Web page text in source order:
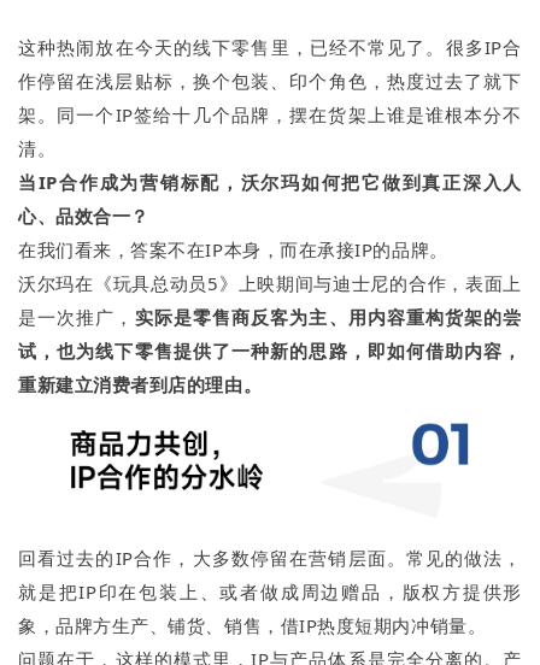
这种热闹放在今天的线下零售里，已经不常见了。很多IP合
作停留在浅层贴标，换个包装、印个角色，热度过去了就下
架。同一个IP签给十几个品牌，摆在货架上谁是谁根本分不
清。
当IP合作成为营销标配，沃尔玛如何把它做到真正深入人
心、品效合一 ？
在我们看来，答案不在IP本身，而在承接IP的品牌。
沃尔玛在《玩具总动员5》上映期间与迪士尼的合作，表面上
是一次推广， 实际是零售商反客为主、用内容重构货架的尝
试，也为线下零售提供了一种新的思路，即如何借助内容，
重新建立消费者到店的理由。
回看过去的IP合作，大多数停留在营销层面。常见的做法，
就是把IP印在包装上、或者做成周边赠品，版权方提供形
象，品牌方生产、铺货、销售，借IP热度短期内冲销量。
问题在于，这样的模式里，IP与产品体系是完全分离的。产